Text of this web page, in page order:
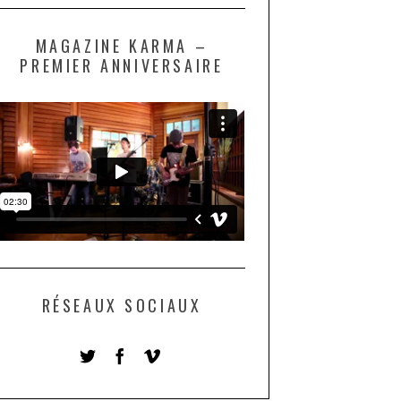
MAGAZINE KARMA –
PREMIER ANNIVERSAIRE
RÉSEAUX SOCIAUX